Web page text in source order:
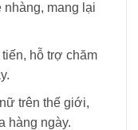
nhàng, mang lại
hỗ trợ chăm
trên thế giới,
hàng ngày.